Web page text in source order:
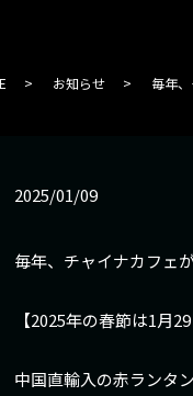
お知らせ 毎年
2025/01/09
毎年、チャイナカフェ
【2025年の春節は1月29
中国直輸入の赤ランタ